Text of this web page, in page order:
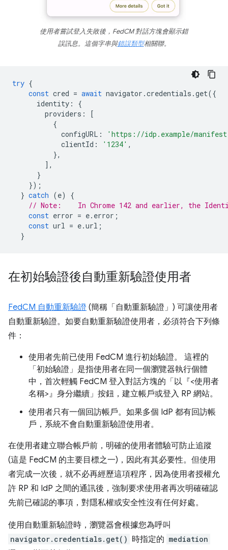
使用者嘗試登入失敗後，FedCM 對話方塊會顯示錯
誤訊息。這個字串與錯誤類型相關聯。
try {
const cred = await navigator .credentials .get({
identity :
{
providers :
[
{
configURL :
'https://idp.example/
clientId : '1234' ,
},
],
}
});
} catch (e)
{
// Note:    In Chrome 142 and earlier, the
const error = e. error ;
const url = e.url ;
}
在初始驗證後自動重新驗證使用者
FedCM 自動重新驗證 (簡稱「自動重新驗證」) 可讓使用者
自動重新驗證。如要自動重新驗證使用者，必須符合下列條
件：
使用者先前已使用 FedCM 進行初始驗證。 這裡的
「初始驗證」是指使用者在同一個瀏覽器執行個體
中，首次輕觸 FedCM 登入對話方塊的「以『<使用者
名稱>』身分繼續」 按鈕，建立帳戶或登入 RP 網站。
使用者只有一個回訪帳戶。如果多個 IdP 都有回訪帳
戶，系統不會自動重新驗證使用者。
在使用者建立聯合帳戶前，明確的使用者體驗可防止追蹤
(這是 FedCM 的主要目標之一)，因此有其必要性。但使用
者完成一次後，就不必再經歷這項程序，因為使用者授權允
許 RP 和 IdP 之間的通訊後，強制要求使用者再次明確確認
先前已確認的事項，對隱私權或安全性沒有任何好處。
使用自動重新驗證時，瀏覽器會根據您為呼叫
navigator.credentials.get() 時指定的 mediation